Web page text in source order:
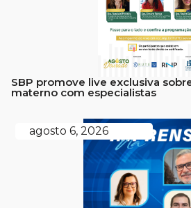
SBP promove live exclusiva
materno com especialistas
agosto 6, 2026